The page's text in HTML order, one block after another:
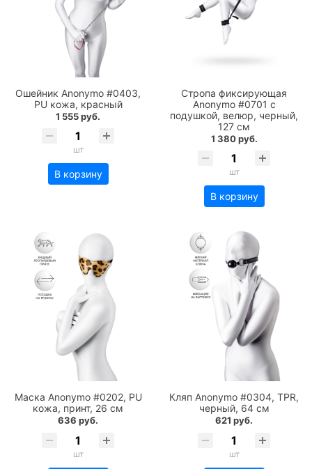
Ошейник Anonymo #0403,
PU кожа, красный
1 555 руб.
шт
В корзину
Стропа фиксирующая
Anonymo #0701 с
подушкой, велюр, черный,
127 см
1 380 руб.
шт
В корзину
Маска Anonymo #0202, PU
кожа, принт, 26 см
636 руб.
шт
Кляп Anonymo #0304, TPR,
черный, 64 см
621 руб.
шт